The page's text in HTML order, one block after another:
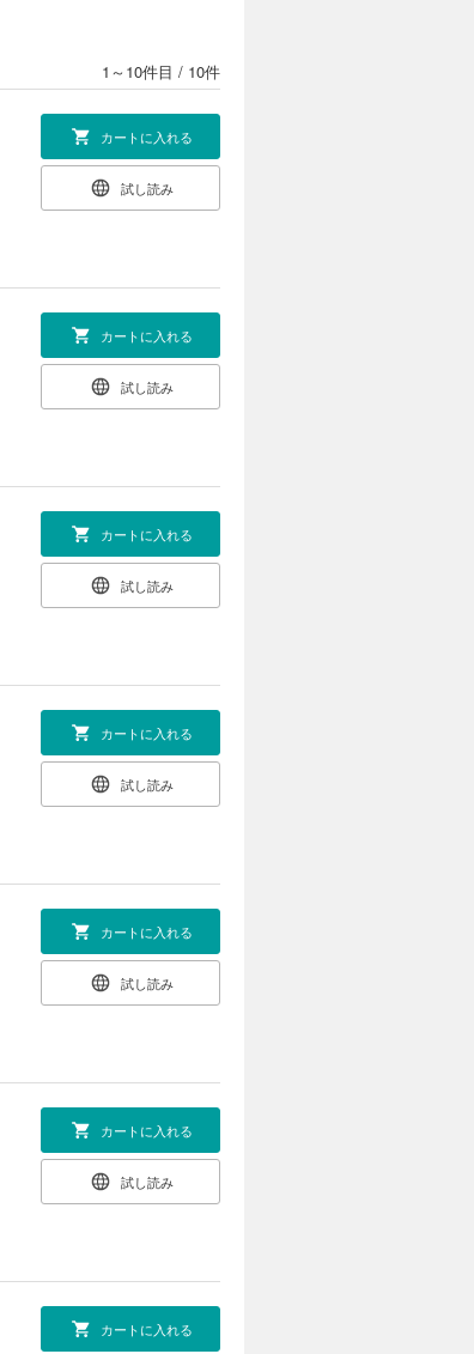
1～10件目 / 10件
カートに入れる
試し読み
カートに入れる
試し読み
カートに入れる
試し読み
カートに入れる
試し読み
カートに入れる
試し読み
カートに入れる
試し読み
カートに入れる